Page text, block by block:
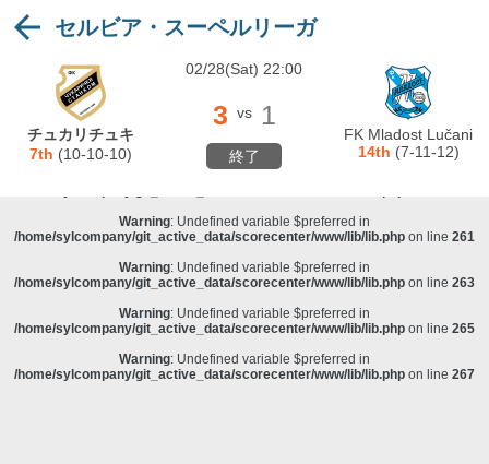
Warning: Undefined variable $preferred in
/home/sylcompany/git_active_data/scorecenter/www/lib/lib.php
Deprecated: stristr(): Passing null to parameter #1 ($haystack) of type string is
deprecated in/home/sylcompany/git_active_data/scorecenter/www/lib/lib.php
Warning
: Undefined variable $preferred in
/home/sylcompany/git_active_data/scorecenter/www/lib/lib.phpon line257
Warning: Undefined variable $preferred in
/home/sylcompany/git_active_data/scorecenter/www/lib/lib.php on line 261
Warning: Undefined variable $preferred in
/home/sylcompany/git_active_data/scorecenter/www/lib/lib.php on line 263
Warning: Undefined variable $preferred in
/home/sylcompany/git_active_data/scorecenter/www/lib/lib.php on line 265
Warning: Undefined variable $preferred in
/home/sylcompany/git_active_data/scorecenter/www/lib/lib.php on line 267
セルビア・スーペルリーガ
チュカリチュキ
7th (10-10-10)
02/28(Sat) 22:00
3 vs 1
終了
FK Mladost Lučani
14th (7-11-12)